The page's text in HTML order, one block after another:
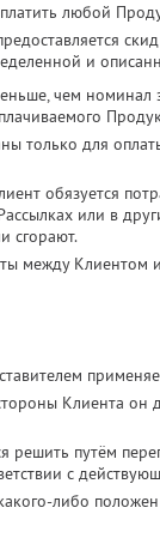
любой
и
чем
только для
обязуется
или в
сгорают.
между Клиентом
Клиента
решить путём
с
либо